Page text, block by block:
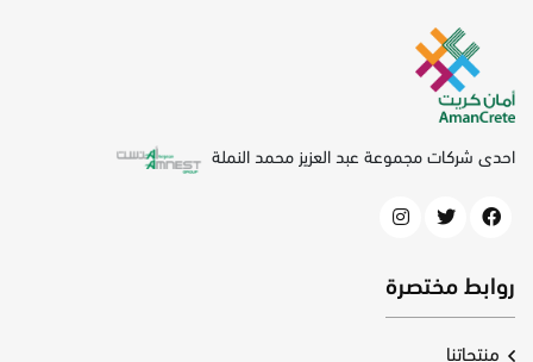
احدى شركات مجموعة عبد العزيز محمد النملة
روابط مختصرة
منتجاتنا